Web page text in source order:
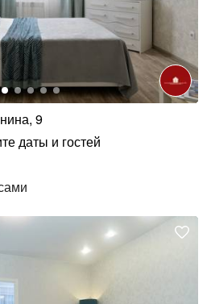
9
даты и гостей